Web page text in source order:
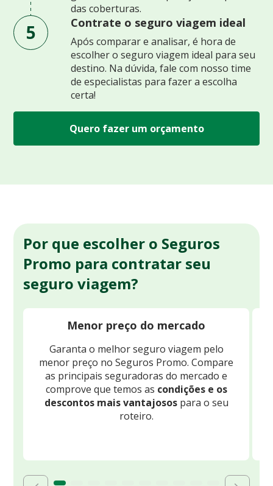
das coberturas.
5 Contrate o seguro viagem ideal
Após comparar e analisar, é hora de
escolher o seguro viagem ideal para seu
destino. Na dúvida, fale com nosso time
de especialistas para fazer a escolha
certa!
Quero fazer um orçamento
Por que escolher o Seguros
Promo para contratar seu
seguro viagem?
Menor preço do mercado
Garanta o melhor seguro viagem pelo
menor preço no Seguros Promo. Compare
as principais seguradoras do mercado e
comprove que temos as condições e os
descontos mais vantajosospara o seu
roteiro.